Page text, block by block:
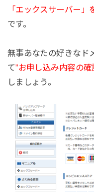
「エックスサーバー」
です。
無事あなたの好きなド
て”お申し込み内容の
しましょう。